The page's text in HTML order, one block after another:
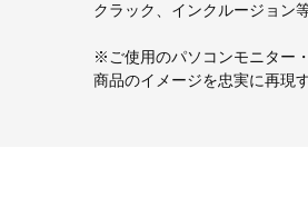
クラック、インクルージョン
※ご使用のパソコンモニター
商品のイメージを忠実に再現